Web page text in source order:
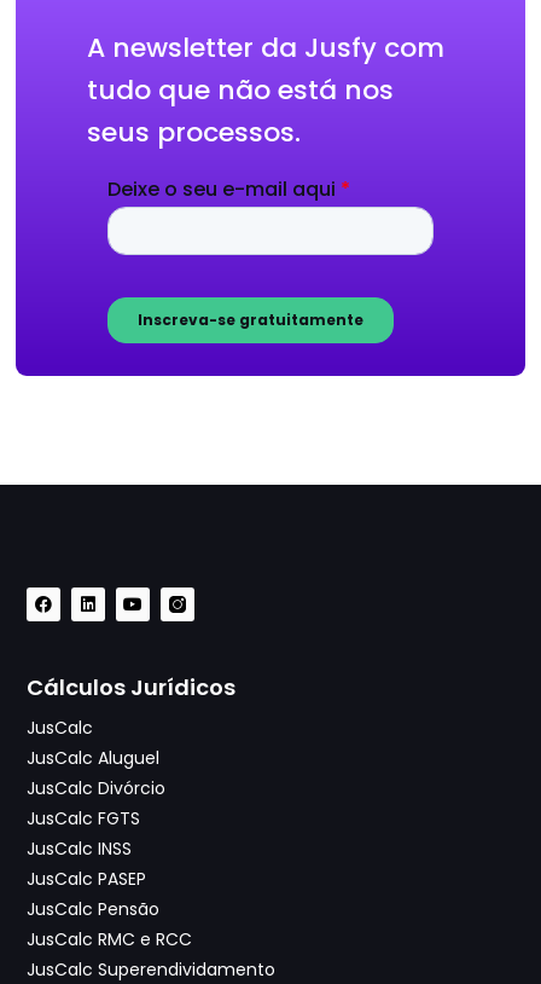
A newsletter da Jusfy com
tudo que não está nos
seus processos.
Cálculos Jurídicos
JusCalc
JusCalc Aluguel
JusCalc Divórcio
JusCalc FGTS
JusCalc INSS
JusCalc PASEP
JusCalc Pensão
JusCalc RMC e RCC
JusCalc Superendividamento